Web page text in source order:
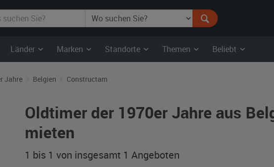
Länder Marken Standorte Themen Beliebt
Jahre Belgien Constructam
Oldtimer der 1970er Jahre aus
mieten
1 bis 1 von insgesamt 1 Angeboten